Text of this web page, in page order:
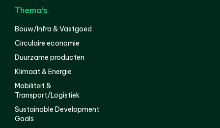
Thema’s
Bouw/Infra & Vastgoed
Circulaire economie
Duurzame producten
Klimaat & Energie
Mobiliteit &
Transport/Logistiek
Sustainable Development
Goals